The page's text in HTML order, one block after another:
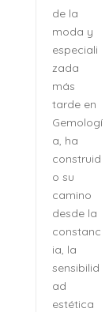
de la
moda y
especiali
zada
más
tarde en
Gemologí
a, ha
construid
o su
camino
desde la
constanc
ia, la
sensibilid
ad
estética